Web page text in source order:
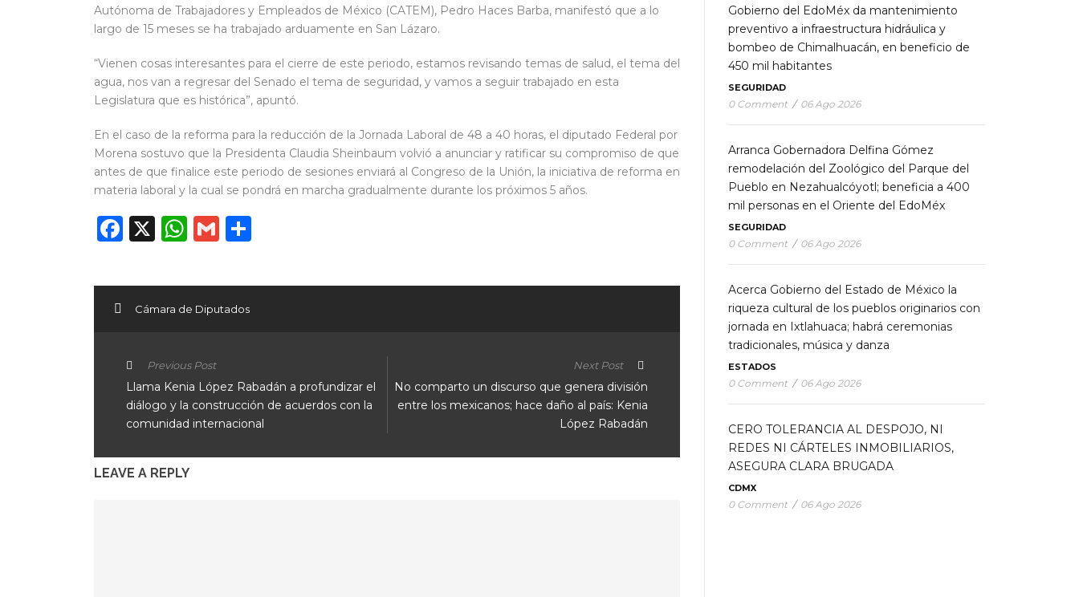
Autónoma de Trabajadores y Empleados de México (CATEM), Pedro Haces Barba, manifestó que a lo
largo de 15 meses se ha trabajado arduamente en San Lázaro.
“Vienen cosas interesantes para el cierre de este periodo, estamos revisando temas de salud, el tema del
agua, nos van a regresar del Senado el tema de seguridad, y vamos a seguir trabajado en esta
Legislatura que es histórica”, apuntó.
En el caso de la reforma para la reducción de la Jornada Laboral de 48 a 40 horas, el diputado Federal por
Morena sostuvo que la Presidenta Claudia Sheinbaum volvió a anunciar y ratificar su compromiso de que
antes de que finalice este periodo de sesiones enviará al Congreso de la Unión, la iniciativa de reforma en
materia laboral y la cual se pondrá en marcha gradualmente durante los próximos 5 años.
Facebook
X WhatsApp
Gmail
Cámara de Diputados
Previous Post
Llama Kenia López Rabadán a profundizar el
diálogo y la construcción de acuerdos con la
comunidad internacional
Next Post
No comparto un discurso que genera división
entre los mexicanos; hace daño al país: Kenia
López Rabadán
LEAVE A REPLY
Gobierno del EdoMéx da mantenimiento
preventivo a infraestructura hidráulica y
bombeo de Chimalhuacán, en beneficio de
450 mil habitantes
SEGURIDAD
0 Comment / 06 Ago 2026
Arranca Gobernadora Delfina Gómez
remodelación del Zoológico del Parque del
Pueblo en Nezahualcóyotl; beneficia a 400
mil personas en el Oriente del EdoMéx
SEGURIDAD
0 Comment / 06 Ago 2026
Acerca Gobierno del Estado de México la
riqueza cultural de los pueblos originarios con
jornada en Ixtlahuaca; habrá ceremonias
tradicionales, música y danza
ESTADOS
0 Comment / 06 Ago 2026
CERO TOLERANCIA AL DESPOJO, NI
REDES NI CÁRTELES INMOBILIARIOS,
ASEGURA CLARA BRUGADA
CDMX
0 Comment / 06 Ago 2026